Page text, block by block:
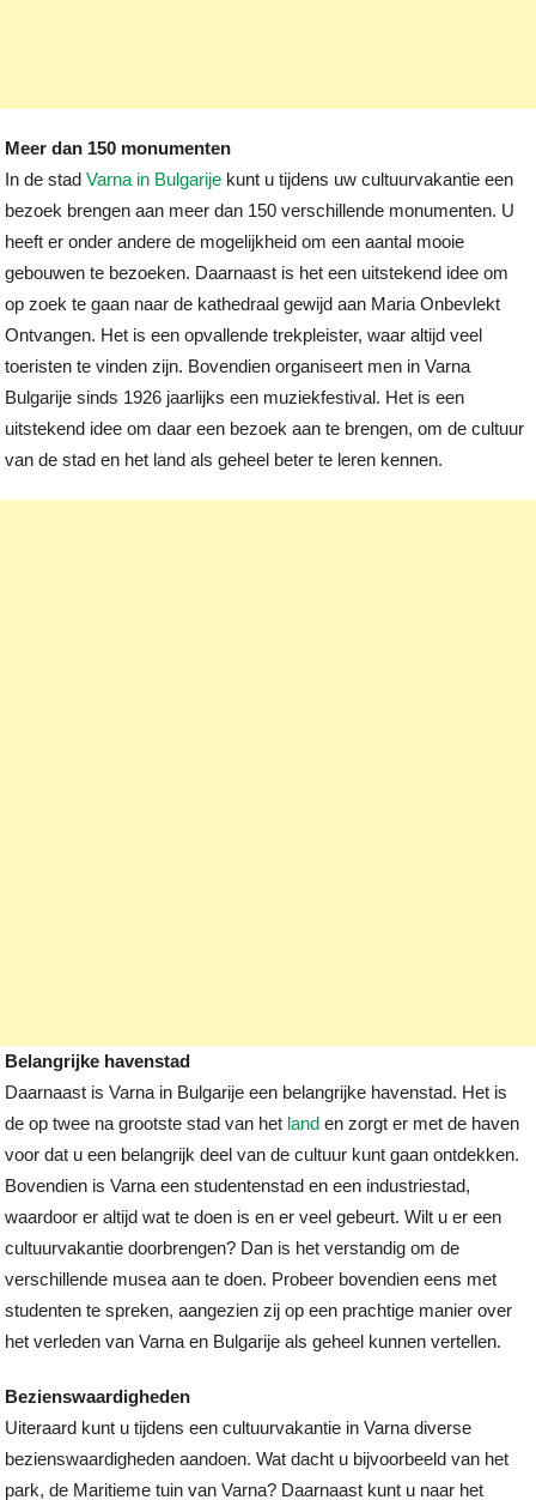
Meer dan 150 monumenten
In de stadVarna in Bulgarije kunt u tijdens uw cultuurvakantie een
bezoek brengen aan meer dan 150 verschillende monumenten. U
heeft er onder andere de mogelijkheid om een aantal mooie
gebouwen te bezoeken. Daarnaast is het een uitstekend idee om
op zoek te gaan naar de kathedraal gewijd aan Maria Onbevlekt
Ontvangen. Het is een opvallende trekpleister, waar altijd veel
toeristen te vinden zijn. Bovendien organiseert men in Varna
Bulgarije sinds 1926 jaarlijks een muziekfestival. Het is een
uitstekend idee om daar een bezoek aan te brengen, om de cultuur
van de stad en het land als geheel beter te leren kennen.
Belangrijke havenstad
Daarnaast is Varna in Bulgarije een belangrijke havenstad. Het is
de op twee na grootste stad van het land en zorgt er met de haven
voor dat u een belangrijk deel van de cultuur kunt gaan ontdekken.
Bovendien is Varna een studentenstad en een industriestad,
waardoor er altijd wat te doen is en er veel gebeurt. Wilt u er een
cultuurvakantie doorbrengen? Dan is het verstandig om de
verschillende musea aan te doen. Probeer bovendien eens met
studenten te spreken, aangezien zij op een prachtige manier over
het verleden van Varna en Bulgarije als geheel kunnen vertellen.
Bezienswaardigheden
Uiteraard kunt u tijdens een cultuurvakantie in Varna diverse
bezienswaardigheden aandoen. Wat dacht u bijvoorbeeld van het
park, de Maritieme tuin van Varna? Daarnaast kunt u naar het